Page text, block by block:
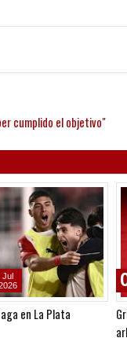
cumplido el objetivo"
en La Plata
Jul